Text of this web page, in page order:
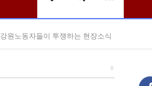
강원노동자들이 투쟁하는 현장소식
+